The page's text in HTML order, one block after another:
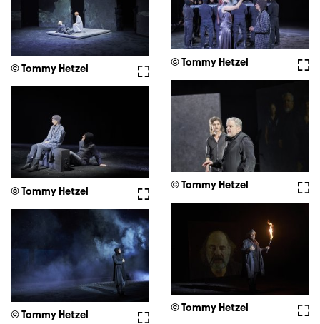
© Tommy Hetzel
Fullscreen
© Tommy Hetzel
© Tommy Hetzel
Fullscreen
© Tommy Hetzel
© Tommy Hetzel
Fullscreen
© Tommy Hetzel